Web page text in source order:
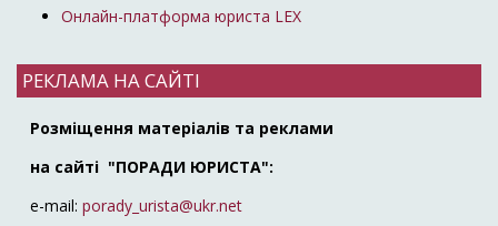
Онлайн-платформа юриста LEX
РЕКЛАМА НА САЙТІ
Розміщення матеріалів та реклами
на сайті "ПОРАДИ ЮРИСТА":
e-mail: porady_urista@ukr.net